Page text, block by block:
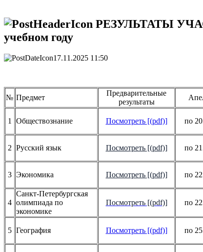
РЕЗУЛЬТАТЫ
учебном году
17.11.2025 11:50
№ Предмет
Предварительные
результаты
1 Обществознание Посмотреть [(pdf)] по
2 Русский язык Посмотреть [(pdf)] по
3 Экономика Посмотреть [(pdf)] по
4
Санкт-Петербургская
олимпиада по
экономике
Посмотреть [(pdf)] по
5 География Посмотреть [(pdf)] по